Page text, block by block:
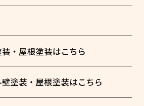
・屋根塗装はこちら
塗装・屋根塗装はこちら